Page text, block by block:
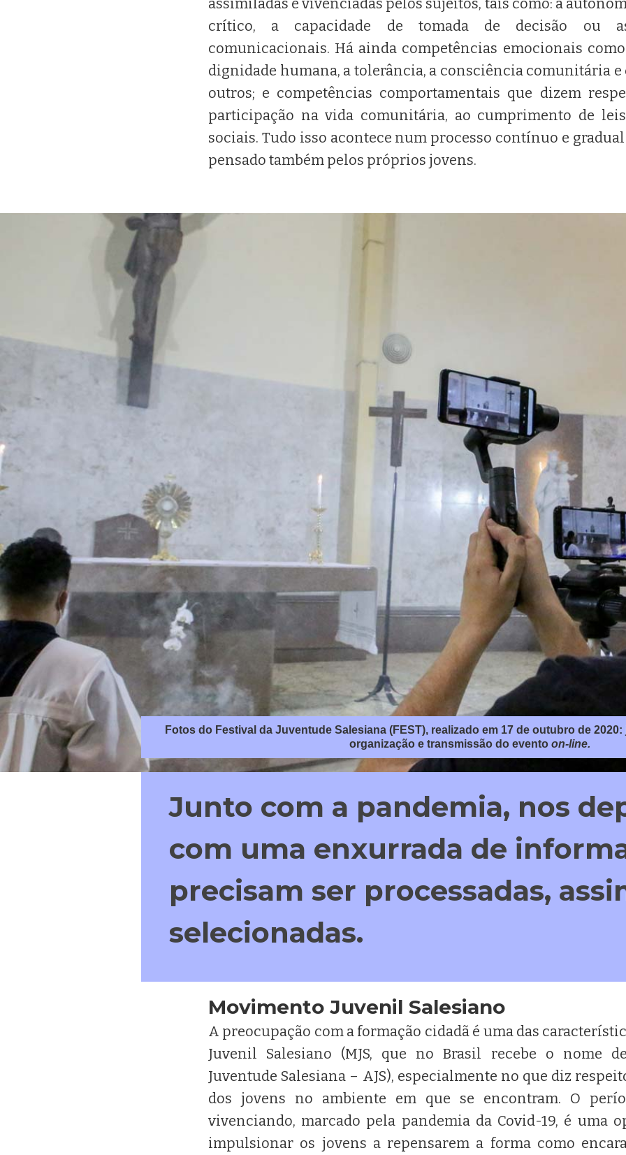
assimiladas e vivenciadas pelos sujeitos, tais como: a
crítico, a capacidade de tomada de decisão ou
comunicacionais. Há ainda competências emocionais
dignidade humana, a tolerância, a consciência comunitária e
outros; e competências comportamentais que dizem
participação na vida comunitária, ao cumprimento de
sociais. Tudo isso acontece num processo contínuo e
pensado também pelos próprios jovens.
Fotos do Festival da Juventude Salesiana (FEST), realizado em 17 de outubro de
organização e transmissão do evento on-line.
Junto com a pandemia, nos
com uma enxurrada de
precisam ser processadas,
selecionadas.
Movimento Juvenil Salesiano
A preocupação com a formação cidadã é uma das
Juvenil Salesiano (MJS, que no Brasil recebe o nome
Juventude Salesiana – AJS), especialmente no que diz
dos jovens no ambiente em que se encontram. O
vivenciando, marcado pela pandemia da Covid-19, é uma
impulsionar os jovens a repensarem a forma como